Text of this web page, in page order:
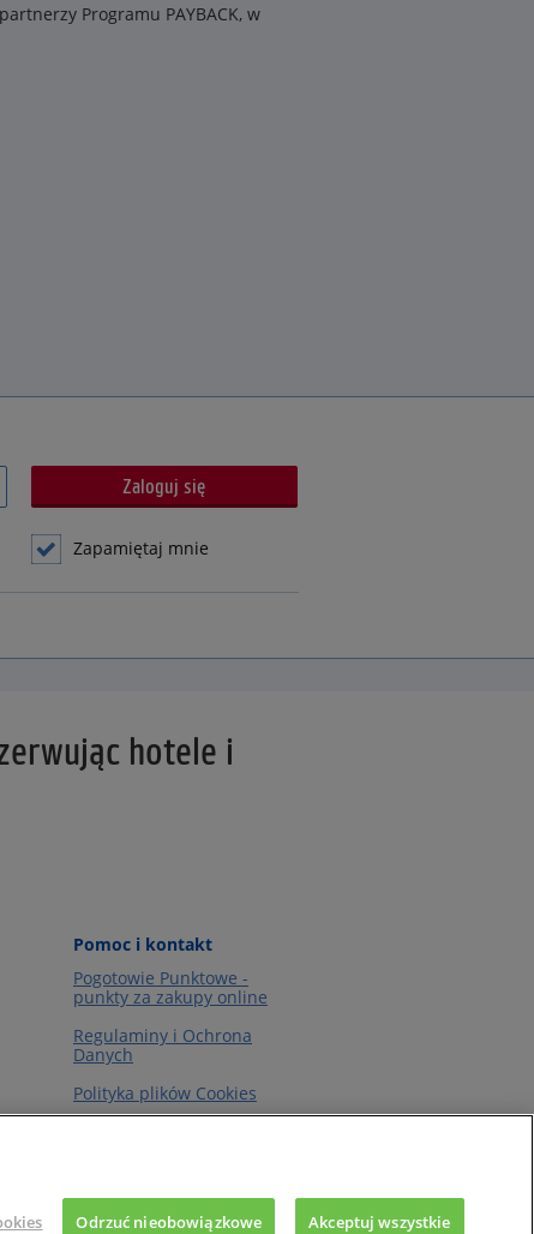
Programu PAYBACK, w
Zapamiętaj mnie
hotele i
Pomoc i kontakt
Pogotowie Punktowe -
punkty za zakupy online
Regulaminy i Ochrona
Danych
Polityka plików Cookies
Odrzuć nieobowiązkowe Akceptuj wszystkie